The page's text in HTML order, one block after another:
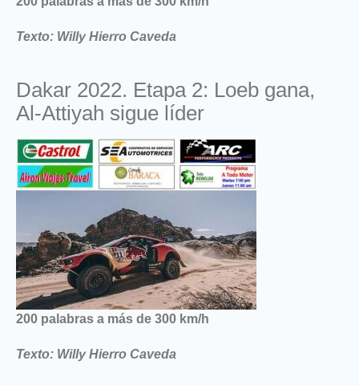
Texto: Willy Hierro Caveda
Dakar 2022. Etapa 2: Loeb gana,
Al-Attiyah sigue líder
200 palabras a más de 300 km/h
Texto: Willy Hierro Caveda